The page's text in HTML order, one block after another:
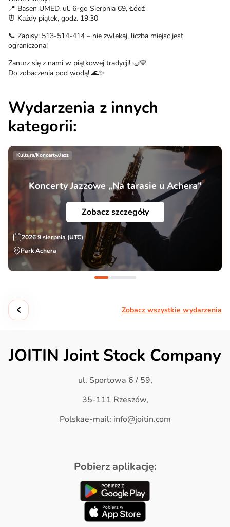
📍 Basen UMED, ul. 6-go Sierpnia 69, Łódź
⏰ Każdy piątek, godz. 19:30
📞 Zapisy: 513-514-414 – nie zwlekaj, liczba miejsc jest
ograniczona!
Zanurz się z nami w piątkowej tradycji! 🤿💙
Do zobaczenia pod wodą! 🌊✨
Wydarzenia z innych
kategorii:
Kultura/Koncerty/Jazz
Koncerty Jazzowe „Na tarasie u Achera”
Zobacz szczegóły
2026 9 sierpnia (UTC)
Park Achera
Zobacz wszystkie wydarzenia
JOITIN Joint Stock Company
ul. Sportowa 6 / 59,
35-111 Rzeszów,
Polskae-mail: info@joitin.com
Pobierz aplikację: